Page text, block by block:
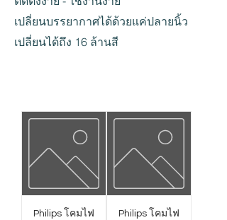
เปลี่ยนบรรยากาศได้ด้วยแค่ปลายนิ้ว
เปลี่ยนได้ถึง 16 ล้านสี
Philips โคมไฟ
Philips โคมไฟ